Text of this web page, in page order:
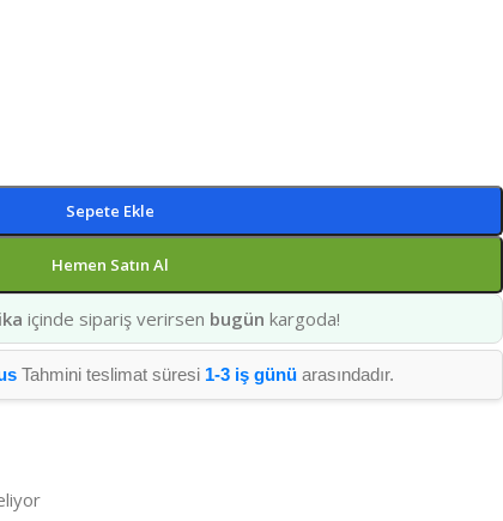
Sepete Ekle
Hemen Satın Al
içinde sipariş verirsen bugün kargoda!
Tahmini teslimat süresi 1-3 iş günüarasındadır.